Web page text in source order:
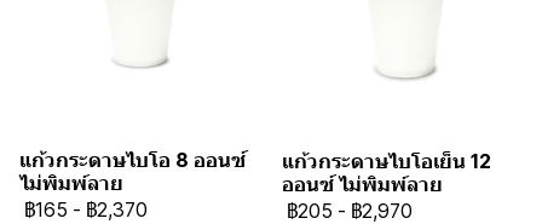
แก้วกระดาษไบโอ 8 ออนซ์
ไม่พิมพ์ลาย
฿165 - ฿2,370
แก้วกระดาษไบโอเย็น 12
ออนซ์ ไม่พิมพ์ลาย
฿205 - ฿2,970